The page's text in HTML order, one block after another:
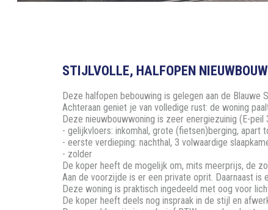
STIJLVOLLE, HALFOPEN
Deze halfopen bebouwing is gelegen aan de
Achteraan geniet je van volledige rust: de woning
Deze nieuwbouwwoning is zeer energiezuinig (E-peil
- gelijkvloers: inkomhal, grote (fietsen)berging, apart
- eerste verdieping: nachthal, 3 volwaardige
- zolder
De koper heeft de mogelijk om, mits meerprijs, de
Aan de voorzijde is er een private oprit. Daarnaast is
Deze woning is praktisch ingedeeld met oog voor
De koper heeft deels nog inspraak in de stijl en